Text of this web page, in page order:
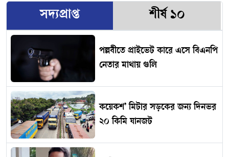
সদ্যপ্রাপ্ত শীর্ষ ১০
পল্লবীতে প্রাইভেট কারে এসে বিএনপি
নেতার মাথায় গুলি
কয়েকশ’ মিটার সড়কের জন্য দিনভর
২০ কিমি যানজট